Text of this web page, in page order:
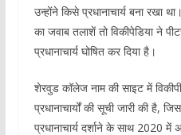
उन्होंने किसे प्रधानाचार्य बना रखा
का जवाब तलाशें तो विकीपेडिया ने
प्रधानाचार्य घोषित कर दिया है।
शेरवुड कॉलेज नाम की साइट में
प्रधानाचार्यों की सूची जारी की
प्रधानाचार्य दर्शाने के साथ 2020 में